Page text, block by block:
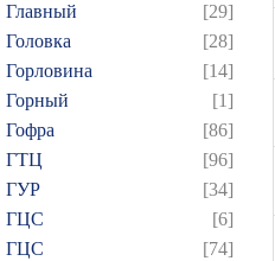
Главный
[29]
Головка
[28]
Горловина
[14]
Горный
[1]
Гофра
[86]
ГТЦ
[96]
ГУР
[34]
ГЦC
[6]
ГЦС
[74]